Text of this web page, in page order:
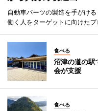
自動車パーツの製造を手がけ
働く人をターゲットに向けた
食べる
沼津の道の
会が支援
食べる